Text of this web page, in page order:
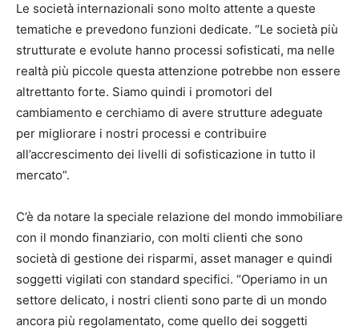
Le società internazionali sono molto attente a queste
tematiche e prevedono funzioni dedicate. “Le società più
strutturate e evolute hanno processi sofisticati, ma nelle
realtà più piccole questa attenzione potrebbe non essere
altrettanto forte. Siamo quindi i promotori del
cambiamento e cerchiamo di avere strutture adeguate
per migliorare i nostri processi e contribuire
all’accrescimento dei livelli di sofisticazione in tutto il
mercato”.
C’è da notare la speciale relazione del mondo immobiliare
con il mondo finanziario, con molti clienti che sono
società di gestione dei risparmi, asset manager e quindi
soggetti vigilati con standard specifici. “Operiamo in un
settore delicato, i nostri clienti sono parte di un mondo
ancora più regolamentato, come quello dei soggetti